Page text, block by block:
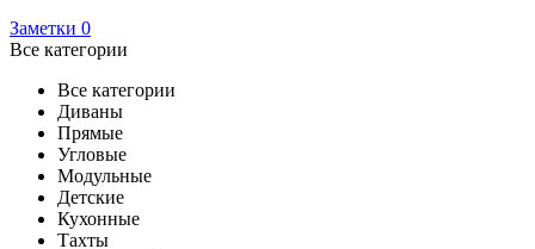
Заметки 0
Все категории
Все категории
Диваны
Прямые
Угловые
Модульные
Детские
Кухонные
Тахты